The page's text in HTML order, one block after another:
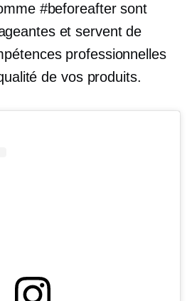
#beforeafter sont
et servent de
professionnelles
de vos produits.